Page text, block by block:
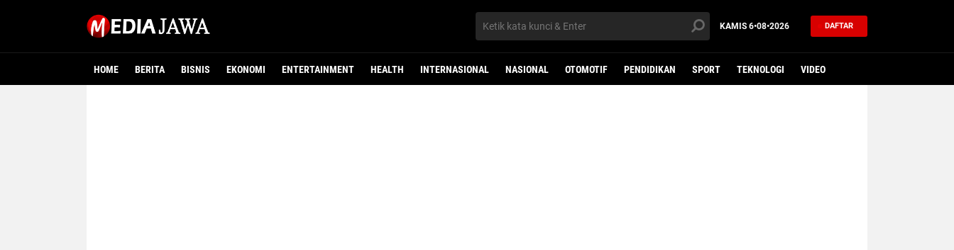
KAMIS 6•08•2026 DAFTAR
HOME BERITA BISNIS EKONOMI ENTERTAINMENT HEALTH INTERNASIONAL NASIONAL OTOMOTIF PENDIDIKAN SPORT TEKNOLOGI VIDEO